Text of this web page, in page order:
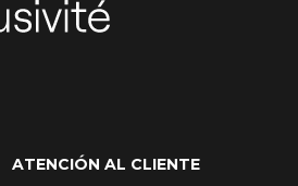
ATENCIÓN AL CLIENTE